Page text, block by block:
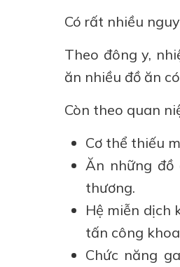
Có rất nhiều
Theo đông y,
ăn nhiều đồ ăn
Còn theo quan
Cơ thể thiếu
Ăn những đồ
thương.
Hệ miễn dịch
tấn công
Chức năng